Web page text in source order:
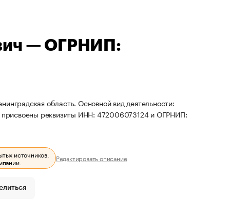
— ОГРНИП:
область. Основной вид деятельности:
присвоены реквизиты ИНН: 472006073124 и ОГРНИП:
источников. Редактировать описание